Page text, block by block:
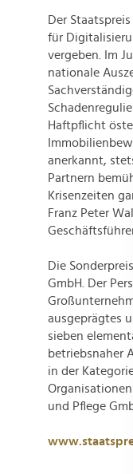
Der
für
vergeben. Im
nationale
Haftpflicht
anerkannt,
Partnern
Krisenzeiten
Franz Peter
Die
GmbH. Der
ausgeprägtes
sieben
betriebsnaher
in der
und Pflege